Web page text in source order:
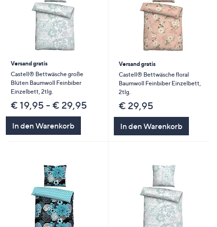
Versand gratis
Castell® Bettwäsche große
Blüten Baumwoll Feinbiber
Einzelbett, 2tlg.
€ 19,95 - € 29,95
In den Warenkorb
Versand gratis
Castell® Bettwäsche floral
Baumwoll Feinbiber Einzelbett,
2tlg.
€ 29,95
In den Warenkorb